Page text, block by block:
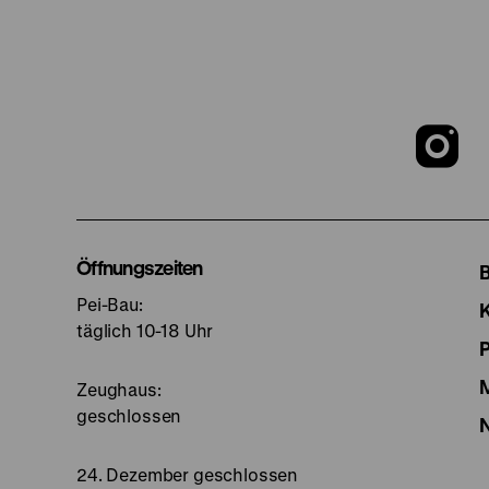
Zu
Öffnungszeiten
Pei-Bau:
täglich 10-18 Uhr
Zeughaus:
geschlossen
24. Dezember geschlossen